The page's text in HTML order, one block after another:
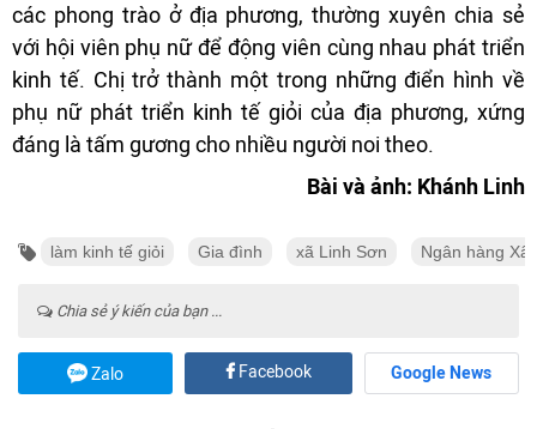
các phong trào ở địa phương, thường xuyên chia sẻ
với hội viên phụ nữ để động viên cùng nhau phát triển
kinh tế. Chị trở thành một trong những điển hình về
phụ nữ phát triển kinh tế giỏi của địa phương, xứng
đáng là tấm gương cho nhiều người noi theo.
Bài và ảnh: Khánh Linh
làm kinh tế giỏi Gia đình xã Linh Sơn Ngân hàng
Chia sẻ ý kiến của bạn ...
Zalo Facebook Google News